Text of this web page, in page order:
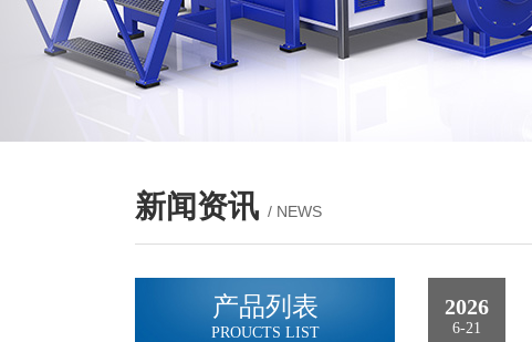
新闻资讯 / NEWS
产品列表
PROUCTS LIST
2026
6-21